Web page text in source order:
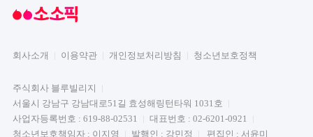
회사소개 이용약관 개인정보처리방침 청소년보호정책
주식회사 블루빌리지
서울시 강남구 강남대로51길 효성해링턴타워 1031호
사업자등록번호 : 619-88-02531
대표번호 : 02-6201-0921
청소년보호책임자 : 이지영
발행인 : 강민정 편집인 : 서윤미